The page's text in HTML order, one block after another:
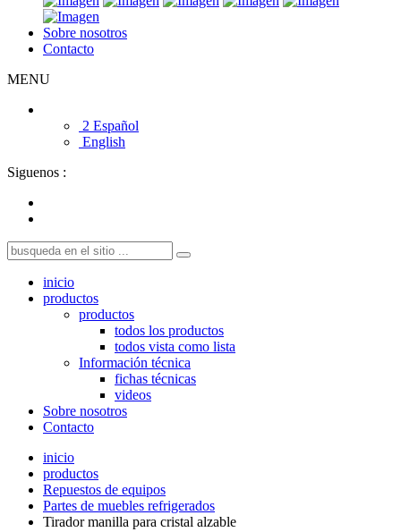
Sobre nosotros
Contacto
MENU
2 Español
English
Siguenos :
inicio
productos
productos
todos los productos
todos vista como lista
Información técnica
fichas técnicas
videos
Sobre nosotros
Contacto
inicio
productos
Repuestos de equipos
Partes de muebles refrigerados
Tirador manilla para cristal alzable